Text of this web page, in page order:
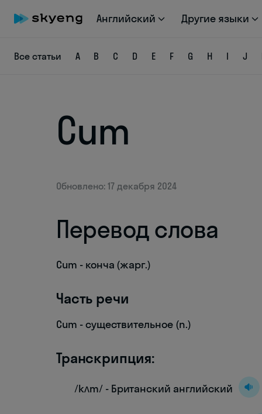
Английский Другие языки
Все статьи A B C D E F G H I J
Cum
Обновлено: 17 декабря 2024
Перевод слова
Cum - конча (жарг.)
Часть речи
Cum - существительное (n.)
Транскрипция:
/kʌm/ - Британский английский